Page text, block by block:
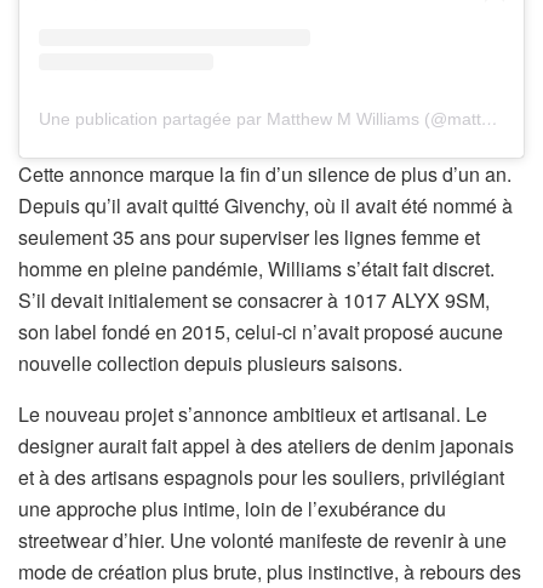
Une publication partagée par Matthew M Williams (@matthewmwilliams)
Cette annonce marque la fin d’un silence de plus d’un an.
Depuis qu’il avait quitté Givenchy, où il avait été nommé à
seulement 35 ans pour superviser les lignes femme et
homme en pleine pandémie, Williams s’était fait discret.
S’il devait initialement se consacrer à 1017 ALYX 9SM,
son label fondé en 2015, celui-ci n’avait proposé aucune
nouvelle collection depuis plusieurs saisons.
Le nouveau projet s’annonce ambitieux et artisanal. Le
designer aurait fait appel à des ateliers de denim japonais
et à des artisans espagnols pour les souliers, privilégiant
une approche plus intime, loin de l’exubérance du
streetwear d’hier. Une volonté manifeste de revenir à une
mode de création plus brute, plus instinctive, à rebours des